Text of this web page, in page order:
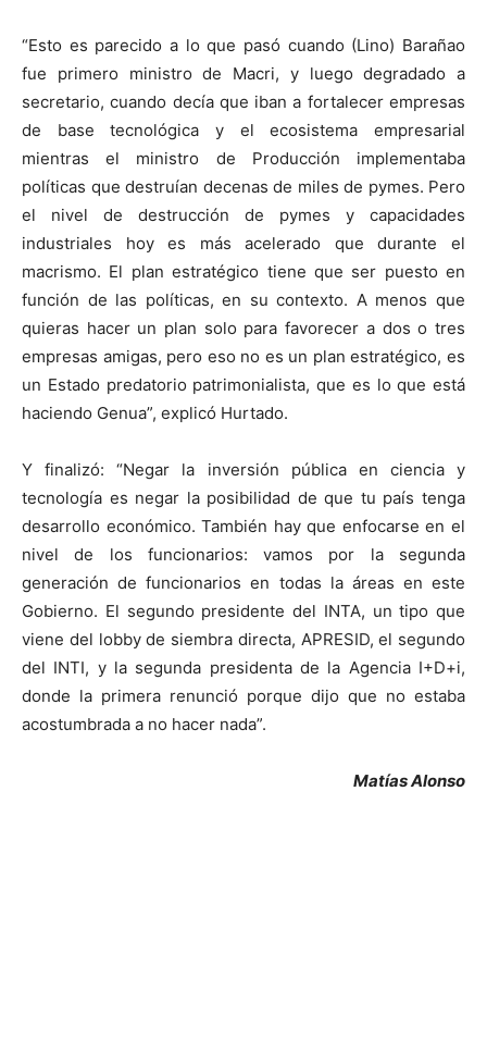
“Esto es parecido a lo que pasó cuando (Lino) Barañao
fue primero ministro de Macri, y luego degradado a
secretario, cuando decía que iban a fortalecer empresas
de base tecnológica y el ecosistema empresarial
mientras el ministro de Producción implementaba
políticas que destruían decenas de miles de pymes. Pero
el nivel de destrucción de pymes y capacidades
industriales hoy es más acelerado que durante el
macrismo. El plan estratégico tiene que ser puesto en
función de las políticas, en su contexto. A menos que
quieras hacer un plan solo para favorecer a dos o tres
empresas amigas, pero eso no es un plan estratégico, es
un Estado predatorio patrimonialista, que es lo que está
haciendo Genua”, explicó Hurtado.
Y finalizó: “Negar la inversión pública en ciencia y
tecnología es negar la posibilidad de que tu país tenga
desarrollo económico. También hay que enfocarse en el
nivel de los funcionarios: vamos por la segunda
generación de funcionarios en todas la áreas en este
Gobierno. El segundo presidente del INTA, un tipo que
viene del lobby de siembra directa, APRESID, el segundo
del INTI, y la segunda presidenta de la Agencia I+D+i,
donde la primera renunció porque dijo que no estaba
acostumbrada a no hacer nada”.
Matías Alonso